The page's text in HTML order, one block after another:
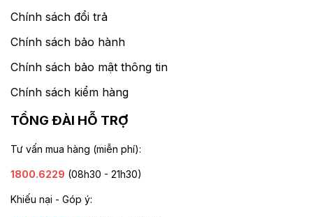
Chính sách đổi trả
Chính sách bảo hành
Chính sách bảo mật thông tin
Chính sách kiểm hàng
TỔNG ĐÀI HỖ TRỢ
Tư vấn mua hàng (miễn phí):
1800.6229 (08h30 - 21h30)
Khiếu nại - Góp ý: